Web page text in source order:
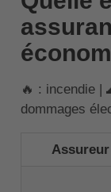
🔥 : incendie |
dommages
Assureur